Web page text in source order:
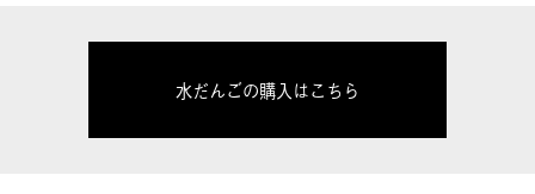
水だんごの購入はこちら